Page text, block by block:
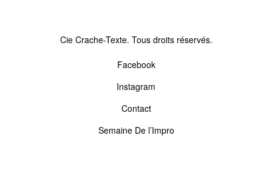
Cie Crache-Texte. Tous droits réservés.
Facebook
Instagram
Contact
Semaine De l’Impro